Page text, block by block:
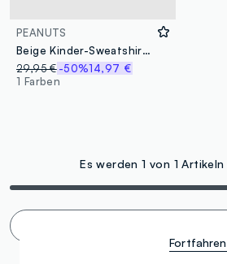
PEANUTS
Beige Kinder-Sweatshirt aus Baumwollmix, Regular Fit mit Peanuts
29,95 €-50%14,97 €
1 Farben
Es werden 1 von 1